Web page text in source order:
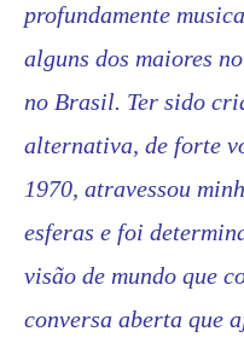
profundamente
alguns dos maiores
no Brasil. Ter sido
alternativa, de forte
1970, atravessou
esferas e foi
visão de mundo que
conversa aberta que